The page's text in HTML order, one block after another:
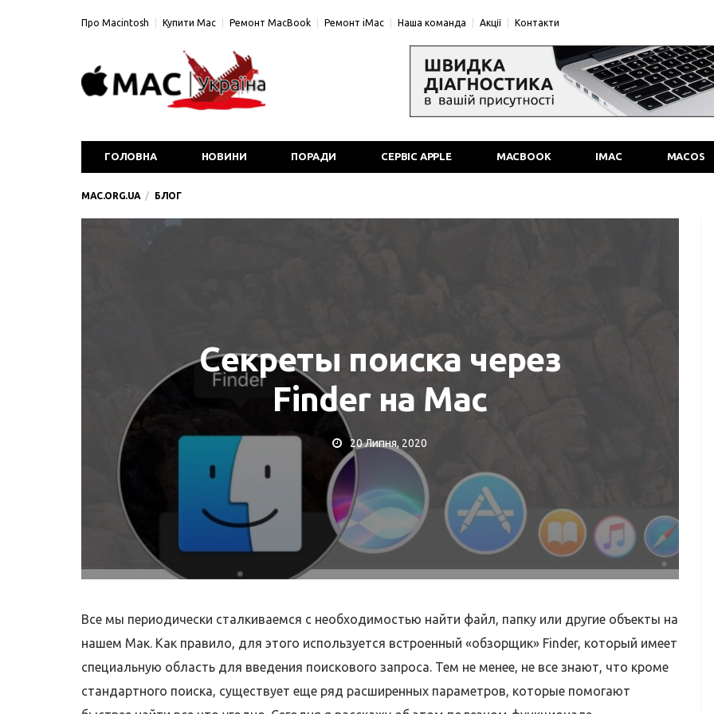
Про Macintosh Купити Mac Ремонт MacBook Ремонт iMac Наша команда Акції Контакти
ГОЛОВНА НОВИНИ ПОРАДИ СЕРВІС APPLE MACBOOK IMAC MACOS
MAC.ORG.UA БЛОГ
Секреты поиска через
Finder на Mac
20 Липня, 2020
Все мы периодически сталкиваемся с необходимостью найти файл, папку или другие объекты на
нашем Мак. Как правило, для этого используется встроенный «обзорщик» Finder, который имеет
специальную область для введения поискового запроса. Тем не менее, не все знают, что кроме
стандартного поиска, существует еще ряд расширенных параметров, которые помогают
КОРИСНІ ПОРАДИ ТА ОГЛЯДИ
Де купити MacBook?
Як перевірити?
РЕМОНТ IMAC
Ремонт iMac